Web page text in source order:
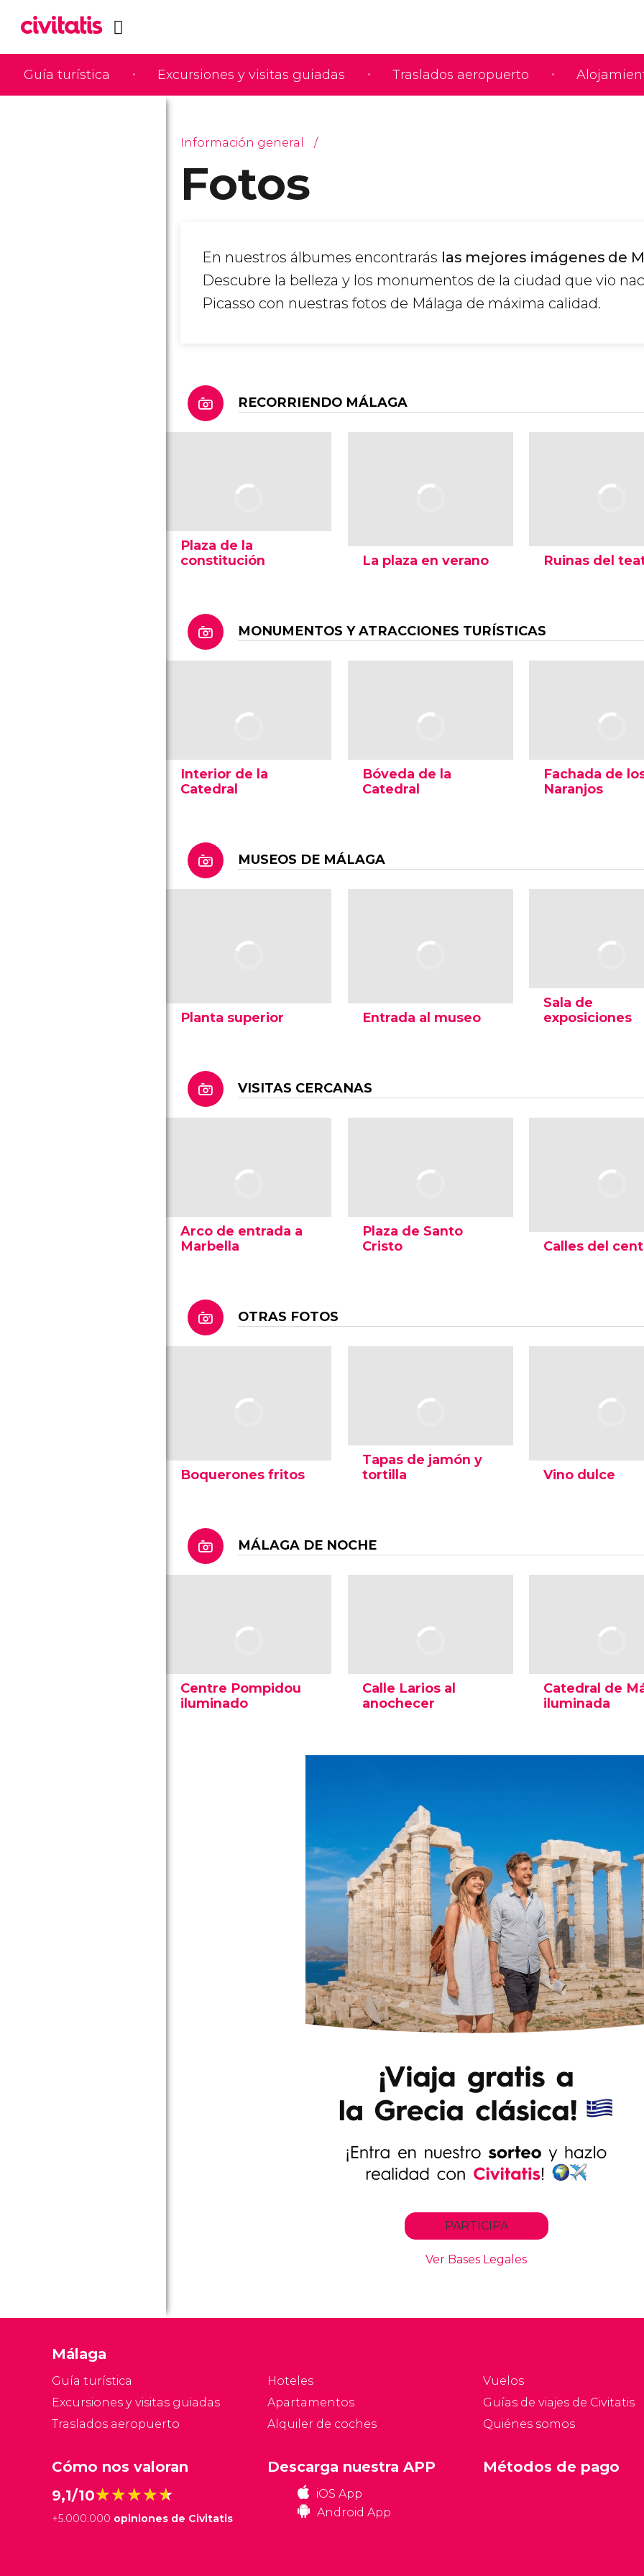
Guía turística Excursiones y visitas guiadas Traslados aeropuerto
Información general
Fotos
En nuestros álbumes encontrarás las mejores imágenes de
Descubre la belleza y los monumentos de la ciudad que vio
Picasso con nuestras fotos de Málaga de máxima calidad.
RECORRIENDO MÁLAGA
Plaza de la
constitución
La plaza en verano Ruinas del
MONUMENTOS Y ATRACCIONES TURÍSTICAS
Interior de la
Catedral
Bóveda de la
Catedral
Fachada de
Naranjos
MUSEOS DE MÁLAGA
Planta superior Entrada al museo
Sala de
exposiciones
VISITAS CERCANAS
Arco de entrada a
Marbella
Plaza de Santo
Cristo
Calles del
OTRAS FOTOS
Boquerones fritos
Tapas de jamón y
tortilla
Vino dulce
MÁLAGA DE NOCHE
Centre Pompidou
iluminado
Calle Larios al
anochecer
Catedral de
iluminada
Málaga
Guía turística
Excursiones y visitas guiadas
Traslados aeropuerto
Hoteles
Apartamentos
Alquiler de coches
Vuelos
Guías de viajes de Civitatis
Quiénes somos
Cómo nos valoran
9,1/10★★★★★
★★★★★
+5.000.000 opiniones de Civitatis
Descarga nuestra APP
iOS App
Android App
Métodos de pago